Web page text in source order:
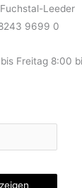
Leeder
9699 0
Freitag 8:00